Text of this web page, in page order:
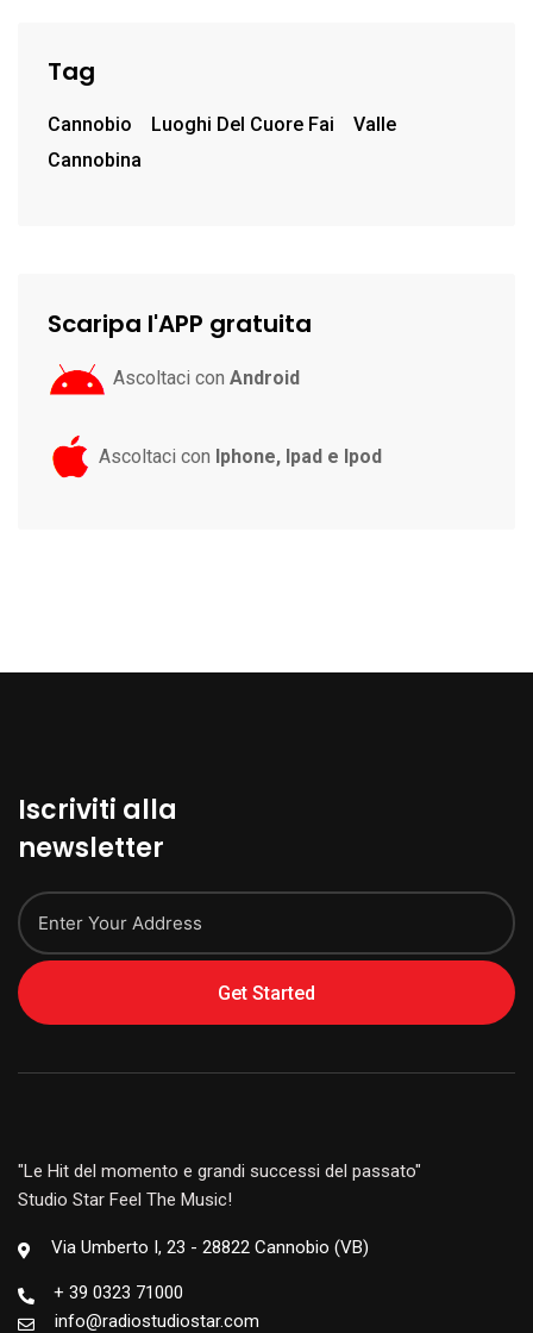
Tag
Cannobio Luoghi Del Cuore Fai
Valle
Cannobina
Scaripa l'APP gratuita
Ascoltaci con Android
Ascoltaci con Iphone, Ipad e Ipod
Iscriviti alla
newsletter
Get Started
"Le Hit del momento e grandi successi del passato"
Studio Star Feel The Music!
Via Umberto I, 23 - 28822 Cannobio (VB)
+ 39 0323 71000
info@radiostudiostar.com